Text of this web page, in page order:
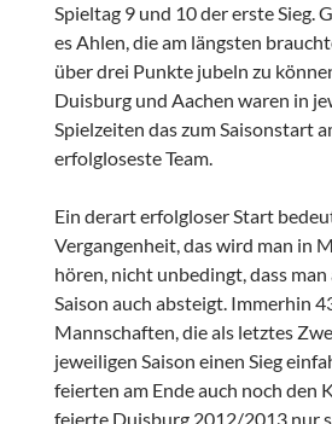
Spieltag 9 und 10 der erste Sieg.
es Ahlen, die am längsten
über drei Punkte jubeln zu
Duisburg und Aachen waren in
Spielzeiten das zum Saisonstart
erfolgloseste Team.
Ein derart erfolgloser Start
Vergangenheit, das wird man in
hören, nicht unbedingt, dass man
Saison auch absteigt. Immerhin
Mannschaften, die als letztes
jeweiligen Saison einen Sieg
feierten am Ende auch noch den
feierte Duisburg 2012/2013 nur